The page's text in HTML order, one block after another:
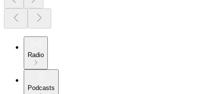
Radio
Podcasts